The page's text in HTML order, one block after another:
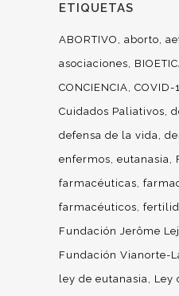
ETIQUETAS
ABORTIVO aborto
asociaciones
CONCIENCIA COVID-
Cuidados Paliativos
defensa de la vida
enfermos eutanasia
farmacéuticas
farmacéuticos
Fundación Jerôme
Fundación Vianorte-
ley de eutanasia
Ley